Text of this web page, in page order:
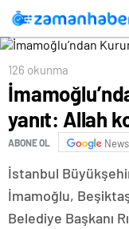
126 okunma
yanıt: Allah
ABONE OL News
İstanbul
İmamoğlu,
Belediye Başkanı